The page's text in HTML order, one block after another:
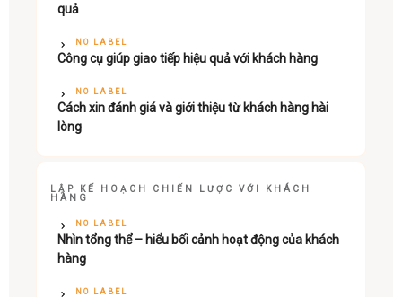
quả
NO LABEL
Công cụ giúp giao tiếp hiệu quả với khách hàng
NO LABEL
Cách xin đánh giá và giới thiệu từ khách hàng hài
lòng
LẬP KẾ HOẠCH CHIẾN LƯỢC VỚI KHÁCH
HÀNG
NO LABEL
Nhìn tổng thể – hiểu bối cảnh hoạt động của khách
hàng
NO LABEL